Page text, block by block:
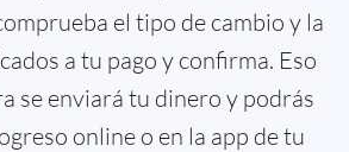
el tipo de cambio y la
a tu pago y confirma. Eso
se enviará tu dinero y podrás
online o en la app de tu